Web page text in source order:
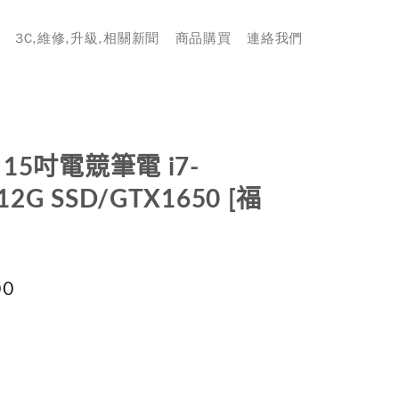
3C,維修,升級,相關新聞 商品購買 連絡我們
吋電競筆電 i7-
SSD/GTX1650 [福